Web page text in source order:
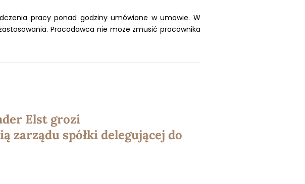
pracy ponad godziny umówione w umowie. W
Pracodawca nie może zmusić pracownika
Elst grozi
zarządu spółki delegującej do